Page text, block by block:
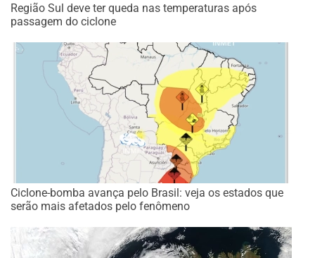
Região Sul deve ter queda nas temperaturas após
passagem do ciclone
Ciclone-bomba avança pelo Brasil: veja os estados que
serão mais afetados pelo fenômeno